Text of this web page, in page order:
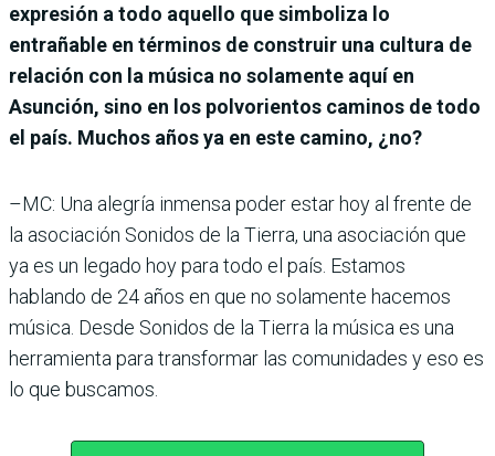
expresión a todo aquello que simboliza lo
entrañable en términos de construir una cultura de
relación con la música no solamente aquí en
Asunción, sino en los polvorientos caminos de todo
el país. Muchos años ya en este camino, ¿no?
–MC: Una alegría inmensa poder estar hoy al frente de
la asociación Sonidos de la Tierra, una asociación que
ya es un legado hoy para todo el país. Estamos
hablando de 24 años en que no solamente hacemos
música. Desde Sonidos de la Tierra la música es una
herramienta para transformar las comunidades y eso es
lo que buscamos.